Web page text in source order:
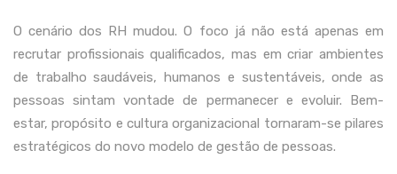
O cenário dos RH mudou. O foco já não está apenas em
recrutar profissionais qualificados, mas em criar ambientes
de trabalho saudáveis, humanos e sustentáveis, onde as
pessoas sintam vontade de permanecer e evoluir. Bem-
estar, propósito e cultura organizacional tornaram-se pilares
estratégicos do novo modelo de gestão de pessoas.